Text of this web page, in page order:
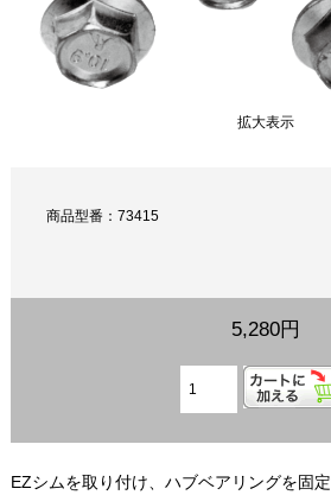
拡大表示
商品型番：73415
5,280円
EZシムを取り付け、ハブベアリングを固